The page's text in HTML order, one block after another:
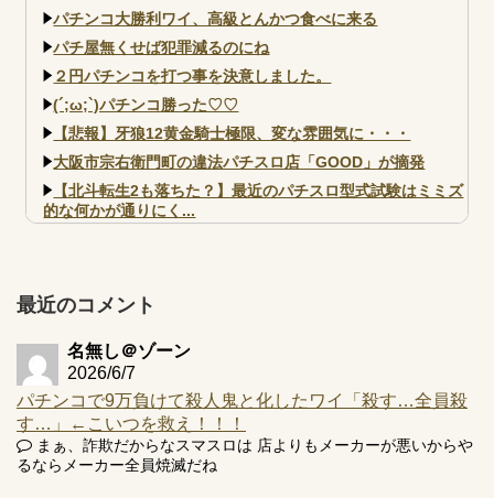
パチンコ大勝利ワイ、高級とんかつ食べに来る
パチ屋無くせば犯罪減るのにね
２円パチンコを打つ事を決意しました。
(´;ω;`)パチンコ勝った♡♡
【悲報】牙狼12黄金騎士極限、変な雰囲気に・・・
大阪市宗右衛門町の違法パチスロ店「GOOD」が摘発
【北斗転生2も落ちた？】最近のパチスロ型式試験はミミズ
的な何かが通りにく...
井の軽い絆？
Powered by livedoor 相互RSS
最近のコメント
名無し＠ゾーン
2026/6/7
パチンコで9万負けて殺人鬼と化したワイ「殺す…全員殺
す…」←こいつを救え！！！
まぁ、詐欺だからなスマスロは 店よりもメーカーが悪いからや
るならメーカー全員焼滅だね